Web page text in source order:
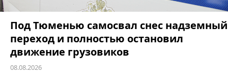
Под Тюменью самосвал снес надземный
переход и полностью остановил
движение грузовиков
08.08.2026